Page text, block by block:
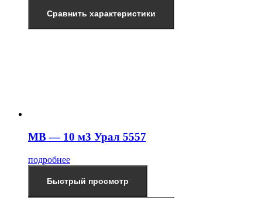
Сравнить характеристики
МВ — 10 м3 Урал 5557
подробнее
Быстрый просмотр